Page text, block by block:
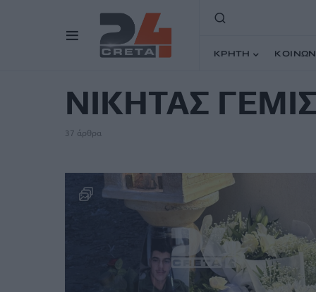
ΚΡΗΤΗ
ΝΙΚΗΤΑΣ
37 άρθρα